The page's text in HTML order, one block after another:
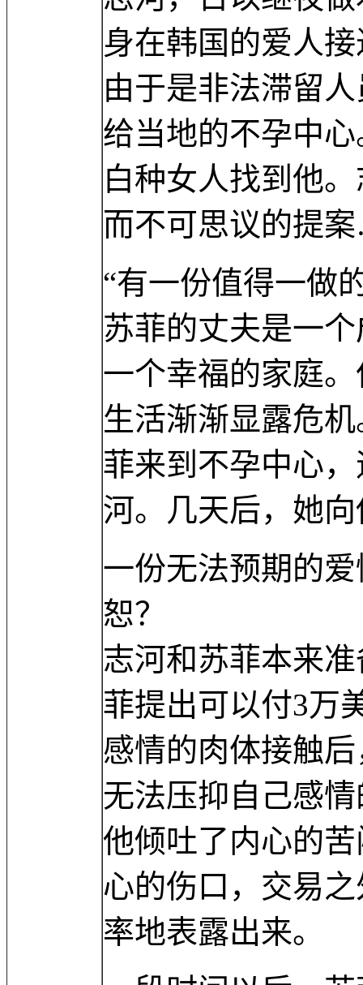
身在韩国的爱人
由于是非法滞留
给当地的不孕中
白种女人找到他
而不可思议的提
“有一份值得一
苏菲的丈夫是一
一个幸福的家庭
生活渐渐显露危
菲来到不孕中心
河。几天后，她
一份无法预期的
恕？
志河和苏菲本来
菲提出可以付3万
感情的肉体接触
无法压抑自己感
他倾吐了内心的
心的伤口，交易
率地表露出来。